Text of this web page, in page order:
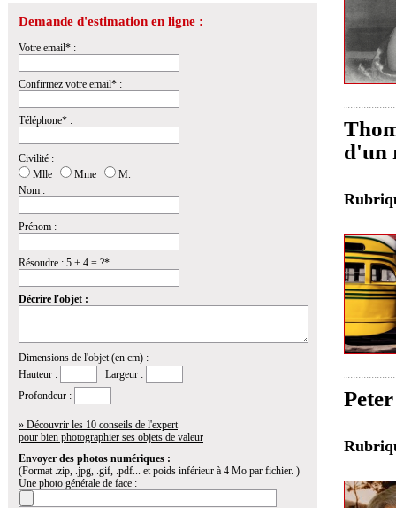
Demande d'estimation en ligne :
Votre email* :
Confirmez votre email* :
Téléphone* :
Civilité :
Mlle
Mme
M.
Nom :
Prénom :
Résoudre : 5 + 4 = ?*
Décrire l'objet :
Dimensions de l'objet (en cm) :
Hauteur :
Largeur :
Profondeur :
» Découvrir les 10 conseils de l'expert
pour bien photographier ses objets de valeur
Envoyer des photos numériques :
(Format .zip, .jpg, .gif, .pdf... et poids inférieur à 4 Mo par fichier. )
Une photo générale de face :
d'un